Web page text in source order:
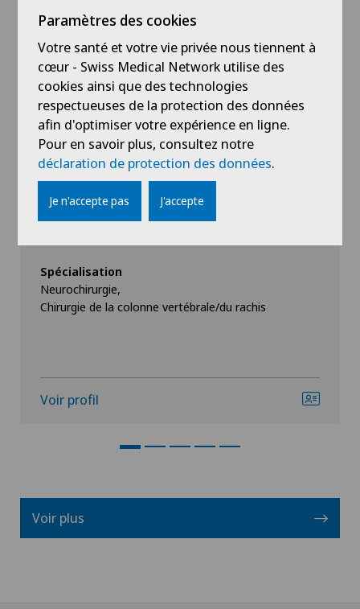
Médecins avec cette
spécialisation
Clinica Ars Medica
Spécialisation
Neurochirurgie,
Chirurgie de la colonne vertébrale/du rachis
Voir profil
Voir plus
Paramètres des cookies
Votre santé et votre vie privée nous tiennent à
cœur - Swiss Medical Network utilise des
cookies ainsi que des technologies
respectueuses de la protection des données
afin d'optimiser votre expérience en ligne.
Pour en savoir plus, consultez notre
déclaration de protection des données.
Je n'accepte pas J'accepte